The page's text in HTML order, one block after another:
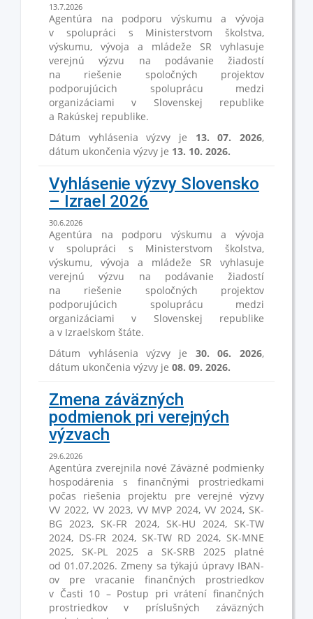
13.7.2026
Agentúra na podporu výskumu a vývoja
v spolupráci s Ministerstvom školstva,
výskumu, vývoja a mládeže SR vyhlasuje
verejnú výzvu na podávanie žiadostí
na riešenie spoločných projektov
podporujúcich spoluprácu medzi
organizáciami v Slovenskej republike
a Rakúskej republike.
Dátum vyhlásenia výzvy je 13. 07. 2026,
dátum ukončenia výzvy je 13. 10. 2026.
Vyhlásenie výzvy Slovensko
– Izrael 2026
30.6.2026
Agentúra na podporu výskumu a vývoja
v spolupráci s Ministerstvom školstva,
výskumu, vývoja a mládeže SR vyhlasuje
verejnú výzvu na podávanie žiadostí
na riešenie spoločných projektov
podporujúcich spoluprácu medzi
organizáciami v Slovenskej republike
a v Izraelskom štáte.
Dátum vyhlásenia výzvy je 30. 06. 2026,
dátum ukončenia výzvy je 08. 09. 2026.
Zmena záväzných
podmienok pri verejných
výzvach
29.6.2026
Agentúra zverejnila nové Záväzné podmienky
hospodárenia s finančnými prostriedkami
počas riešenia projektu pre verejné výzvy
VV 2022, VV 2023, VV MVP 2024, VV 2024, SK-
BG 2023, SK-FR 2024, SK-HU 2024, SK-TW
2024, DS-FR 2024, SK-TW RD 2024, SK-MNE
2025, SK-PL 2025 a SK-SRB 2025 platné
od 01.07.2026. Zmeny sa týkajú úpravy IBAN-
ov pre vracanie finančných prostriedkov
v Časti 10 – Postup pri vrátení finančných
prostriedkov v príslušných záväzných